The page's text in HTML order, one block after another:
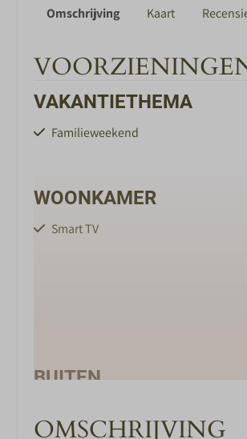
Omschrijving Kaart
VAKANTIETHEMA
Familieweekend
WOONKAMER
Smart TV
BUITEN
Veranda met overkapping
OMSCHRIJVING